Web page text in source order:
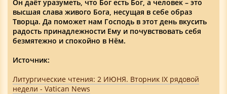
Он даёт уразуметь, что Бог есть Бог, а человек – это
высшая слава живого Бога, несущая в себе образ
Творца. Да поможет нам Господь в этот день вкусить
радость принадлежности Ему и почувствовать себя
безмятежно и спокойно в Нём.
Источник:
Литургические чтения: 2 ИЮНЯ. Вторник IX рядовой
недели - Vatican News